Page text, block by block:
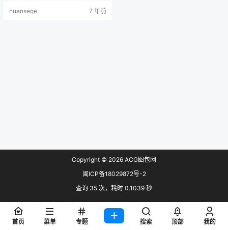
原上传者最高画质收集 部分素材预
nuansege 7 年前
Copyright © 2026 ACG图包网
闽ICP备18029872号-2
查询 35 次，耗时 0.1039 秒
首页 菜单 专题 搜索 顶部 我的